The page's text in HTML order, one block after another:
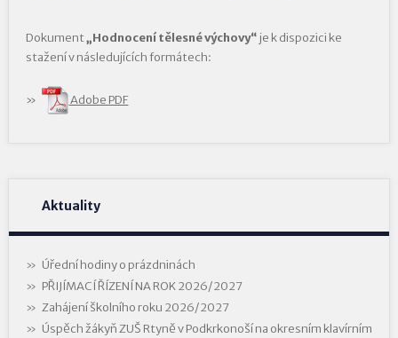
Dokument„Hodnocení tělesné výchovy“ je k dispozici ke
stažení v následujících formátech:
Adobe PDF
Aktuality
Úřední hodiny o prázdninách
PŘIJÍMACÍ ŘÍZENÍ NA ROK 2026/2027
Zahájení školního roku 2026/2027
Úspěch žákyň ZUŠ Rtyně v Podkrkonoší na okresním klavírním